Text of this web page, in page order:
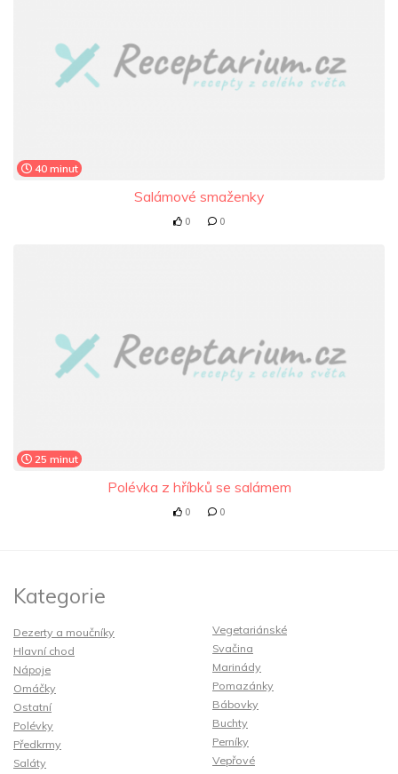
40 minut
Salámové smaženky
0 0
25 minut
Polévka z hříbků se salámem
0 0
Kategorie
Dezerty a moučníky
Hlavní chod
Nápoje
Omáčky
Ostatní
Polévky
Předkrmy
Saláty
Vegetariánské
Svačina
Marinády
Pomazánky
Bábovky
Buchty
Perníky
Vepřové